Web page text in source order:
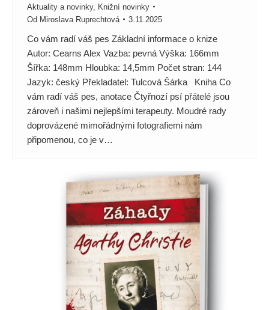
Aktuality a novinky, Knižní novinky
Od Miroslava Ruprechtová 3.11.2025
Co vám radí váš pes Základní informace o knize
Autor: Cearns Alex Vazba: pevná Výška: 166mm
Šířka: 148mm Hloubka: 14,5mm Počet stran: 144
Jazyk: český Překladatel: Tulcová Šárka Kniha Co
vám radí váš pes, anotace Čtyřnozí psí přátelé jsou
zároveň i našimi nejlepšími terapeuty. Moudré rady
doprovázené mimořádnými fotografiemi nám
připomenou, co je v…